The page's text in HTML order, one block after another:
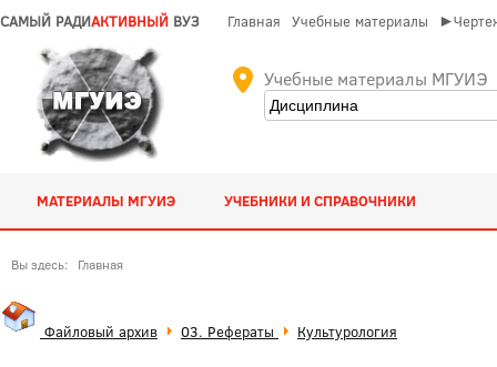
САМЫЙ РАДИАКТИВНЫЙ ВУЗ Главная Учебные материалы
Учебные материалы МГУИЭ
МАТЕРИАЛЫ МГУИЭ УЧЕБНИКИ И СПРАВОЧНИКИ
Вы здесь: Главная
Файловый архив 03. Рефераты Культурология